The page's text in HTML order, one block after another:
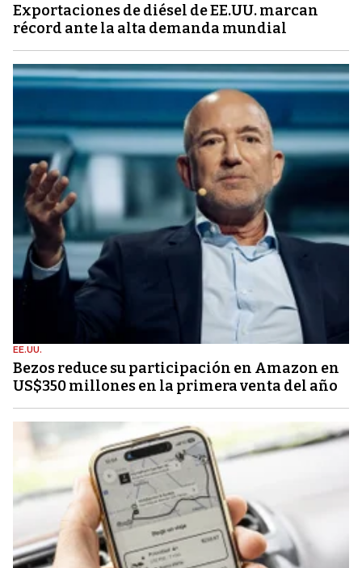
Exportaciones de diésel de EE.UU. marcan
récord ante la alta demanda mundial
EE.UU.
Bezos reduce su participación en Amazon en
US$350 millones en la primera venta del año